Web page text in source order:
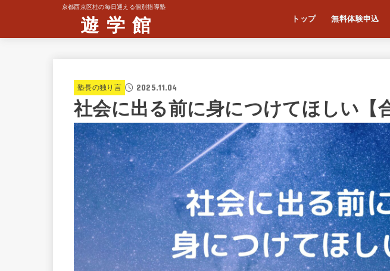
京都西京区桂の毎日通える個別指導塾
遊 学 館 トップ 無料体験申込
塾長の独り言 2025.11.04
社会に出る前に身につけてほしい【